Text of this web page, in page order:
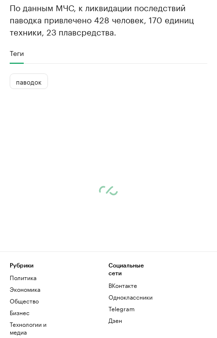
По данным МЧС, к ликвидации последствий
паводка привлечено 428 человек, 170 единиц
техники, 23 плавсредства.
Теги
паводок
Рубрики
Политика
Экономика
Общество
Бизнес
Технологии и
медиа
Социальные
сети
ВКонтакте
Одноклассники
Telegram
Дзен